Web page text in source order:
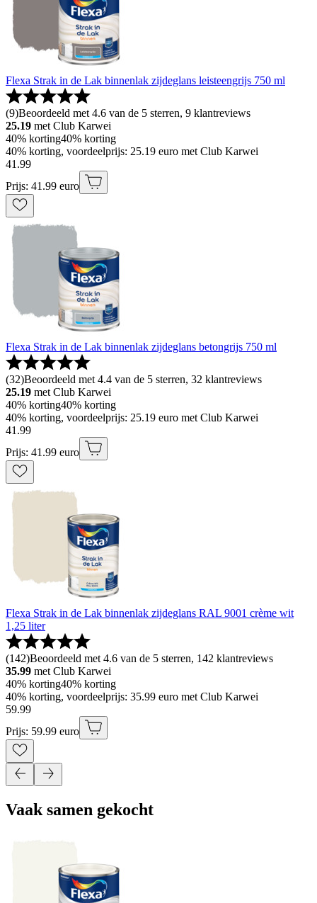
Flexa Strak in de Lak binnenlak zijdeglans leisteengrijs 750 ml
(9)Beoordeeld met 4.6 van de 5 sterren, 9 klantreviews
25.19 met Club Karwei
40% korting40% korting
40% korting, voordeelprijs: 25.19 euro met Club Karwei
41 .99
Prijs: 41.99 euro
Flexa Strak in de Lak binnenlak zijdeglans betongrijs 750 ml
(32)Beoordeeld met 4.4 van de 5 sterren, 32 klantreviews
25.19 met Club Karwei
40% korting40% korting
40% korting, voordeelprijs: 25.19 euro met Club Karwei
41 .99
Prijs: 41.99 euro
Flexa Strak in de Lak binnenlak zijdeglans RAL 9001 crème wit
1,25 liter
(142)Beoordeeld met 4.6 van de 5 sterren, 142 klantreviews
35.99 met Club Karwei
40% korting40% korting
40% korting, voordeelprijs: 35.99 euro met Club Karwei
59.99
Prijs: 59.99 euro
Vaak samen gekocht